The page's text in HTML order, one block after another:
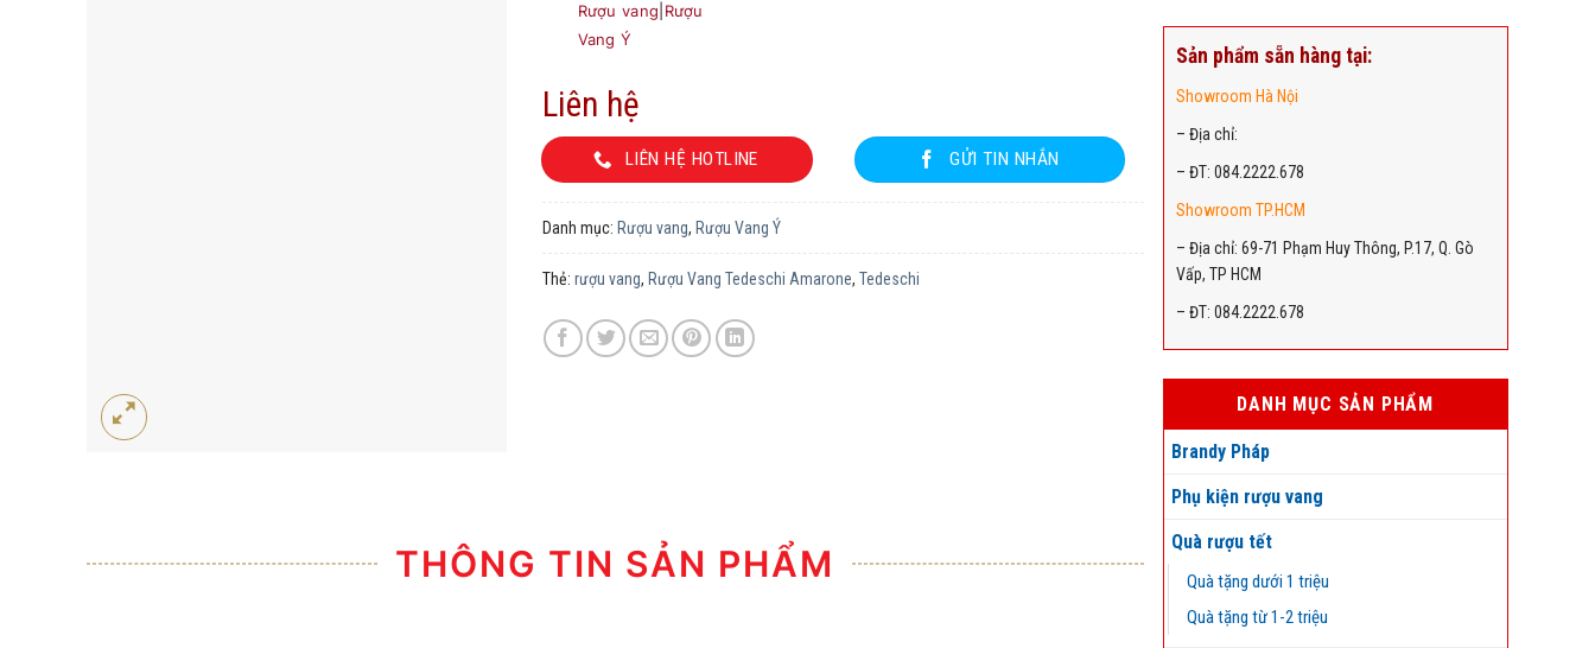
Sản phẩm sẵn hàng tại:
Showroom Hà Nội
– Địa chỉ:
– ĐT: 084.2222.678
Showroom TP.HCM
– Địa chỉ: 69-71 Phạm Huy Thông, P.17, Q. Gò
Vấp, TP HCM
– ĐT: 084.2222.678
DANH MỤC SẢN PHẨM
Brandy Pháp
Phụ kiện rượu vang
Quà rượu tết
Quà tặng dưới 1 triệu
Quà tặng từ 1-2 triệu
Rượu vang Rượu
Vang Ý
Liên hệ
LIÊN HỆ HOTLINE GỬI TIN NHẮN
Danh mục: Rượu vang, Rượu Vang Ý
Thẻ: rượu vang, Rượu Vang Tedeschi Amarone, Tedeschi
THÔNG TIN SẢN PHẨM